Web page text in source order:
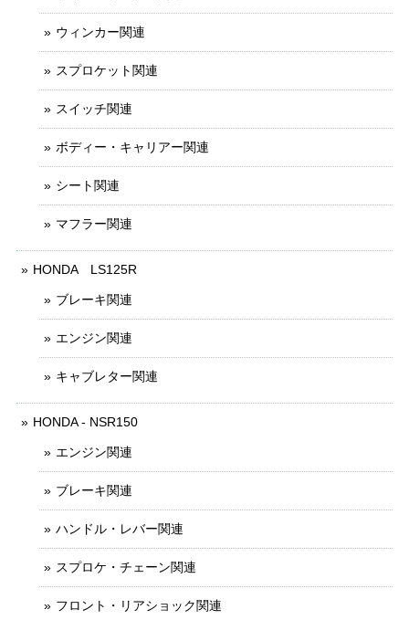
ウィンカー関連
スプロケット関連
スイッチ関連
ボディー・キャリアー関連
シート関連
マフラー関連
HONDA LS125R
ブレーキ関連
エンジン関連
キャブレター関連
HONDA - NSR150
エンジン関連
ブレーキ関連
ハンドル・レバー関連
スプロケ・チェーン関連
フロント・リアショック関連